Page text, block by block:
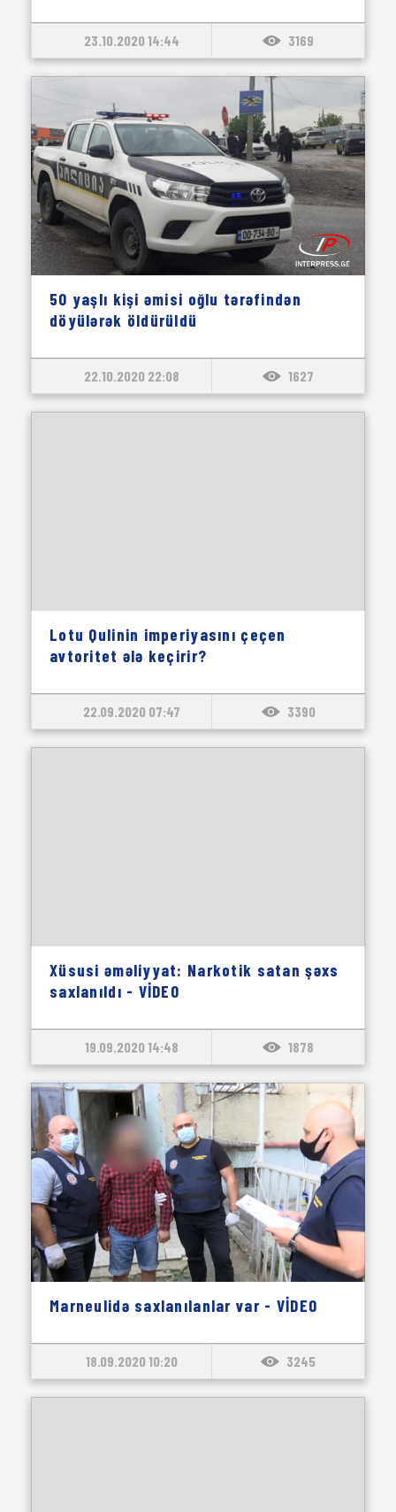
23.10.2020 14:44 3169
50 yaşlı kişi əmisi oğlu tərəfindən
döyülərək öldürüldü
22.10.2020 22:08 1627
Lotu Qulinin imperiyasını çeçen
avtoritet ələ keçirir?
22.09.2020 07:47 3390
Xüsusi əməliyyat: Narkotik satan şəxs
saxlanıldı - VİDEO
19.09.2020 14:48 1878
Marneulidə saxlanılanlar var - VİDEO
18.09.2020 10:20 3245